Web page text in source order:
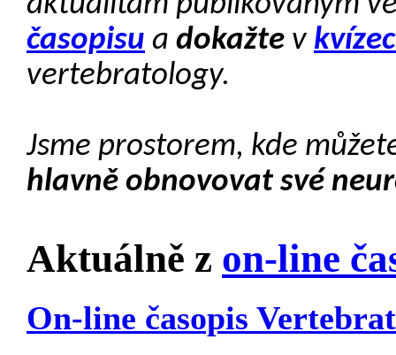
časopisu a dokažte v
vertebratology.
Jsme prostorem, kde
hlavně obnovovat své
Aktuálně z on-line
On-line časopis